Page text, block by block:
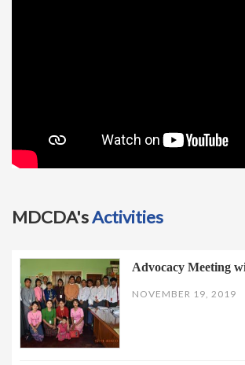
MDCDA'sActivities
Advocacy Meeting
NOVEMBER 19, 2019